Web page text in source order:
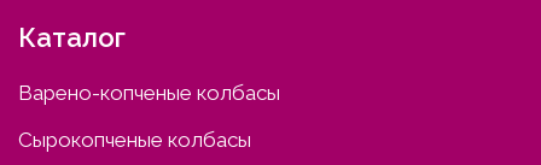
Каталог
Варено-копченые колбасы
Сырокопченые колбасы